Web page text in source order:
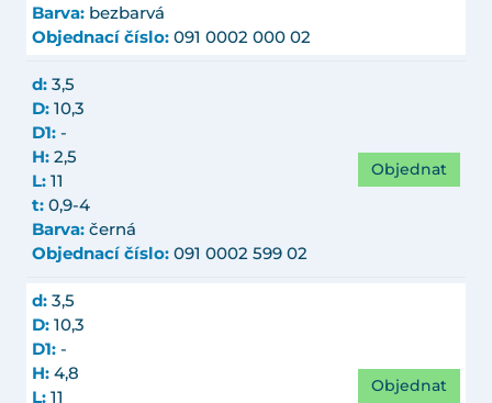
Barva: bezbarvá
Objednací číslo: 091 0002 000 02
d: 3,5
D: 10,3
D1: -
H: 2,5
L: 11
t: 0,9-4
Barva: černá
Objednací číslo: 091 0002 599 02
Objednat
d: 3,5
D: 10,3
D1: -
H: 4,8
L: 11
Objednat